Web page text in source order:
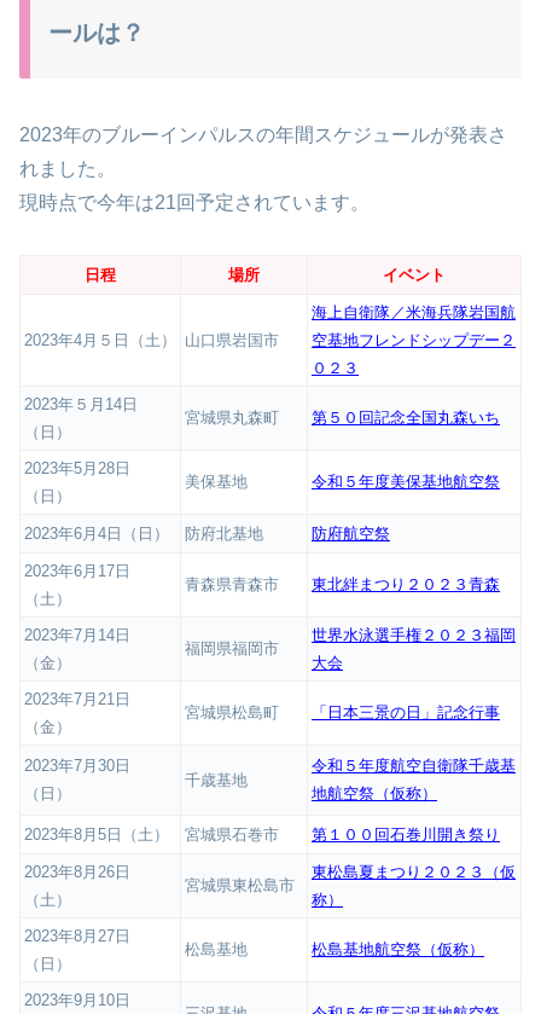
ールは？
2023年のブルーインパルスの年間スケジュールが発表さ
れました。
現時点で今年は21回予定されています。
日程 場所 イベント
2023年4月５日（土） 山口県岩国市
海上自衛隊／米海兵隊岩国航
空基地フレンドシップデー２
０２３
2023年５月14日
（日）
宮城県丸森町 第５０回記念全国丸森いち
2023年5月28日
（日）
美保基地 令和５年度美保基地航空祭
2023年6月4日（日） 防府北基地 防府航空祭
2023年6月17日
（土）
青森県青森市 東北絆まつり２０２３青森
2023年7月14日
（金）
福岡県福岡市
世界水泳選手権２０２３福岡
大会
2023年7月21日
（金）
宮城県松島町 「日本三景の日」記念行事
2023年7月30日
（日）
千歳基地
令和５年度航空自衛隊千歳基
地航空祭（仮称）
2023年8月5日（土） 宮城県石巻市 第１００回石巻川開き祭り
2023年8月26日
（土）
宮城県東松島市
東松島夏まつり２０２３（仮
称）
2023年8月27日
（日）
松島基地 松島基地航空祭（仮称）
2023年9月10日